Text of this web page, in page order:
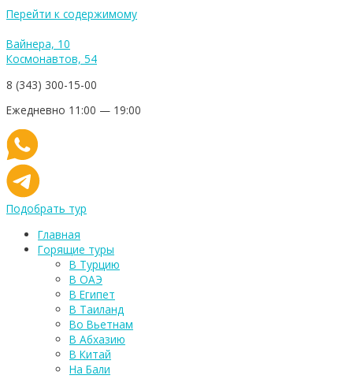
Перейти к содержимому
Вайнера, 10
Космонавтов, 54
8 (343) 300-15-00
Ежедневно 11:00 — 19:00
Подобрать тур
Главная
Горящие туры
В Турцию
В ОАЭ
В Египет
В Таиланд
Во Вьетнам
В Абхазию
В Китай
На Бали